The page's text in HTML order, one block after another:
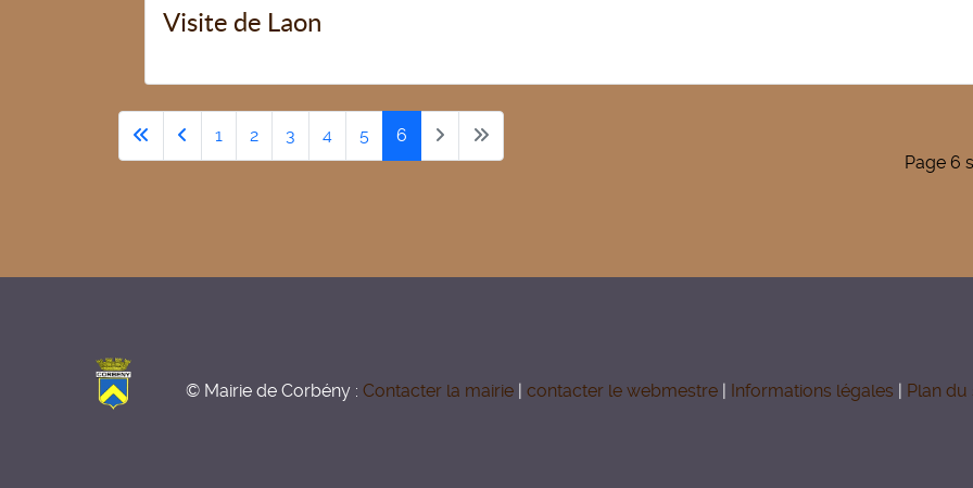
Visite de Laon
Page 6
1 2 3 4 5 6
© Mairie de Corbény : Contacter la mairie | contacter le webmestre | Informations légales | Plan du